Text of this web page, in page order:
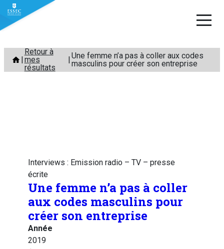
Aller
contenu
Retour à
mes
résultats
Une femme n’a pas à coller aux codes
masculins pour créer son entreprise
Interviews : Emission radio – TV – presse
écrite
Une femme n’a pas à coller
aux codes masculins pour
créer son entreprise
Année
2019